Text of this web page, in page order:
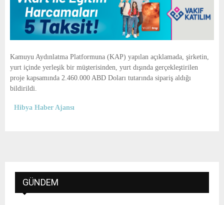
E
N
U
Kamuyu Aydınlatma Platformuna (KAP) yapılan açıklamada, şirketin,
yurt içinde yerleşik bir müşterisinden, yurt dışında gerçekleştirilen
proje kapsamında 2.460.000 ABD Doları tutarında sipariş aldığı
bildirildi.
Hibya Haber Ajansı
GÜNDEM